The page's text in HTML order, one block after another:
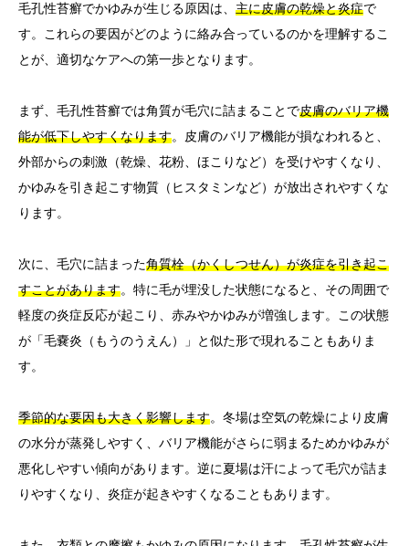
毛孔性苔癬でかゆみが生じる原因は、 主に皮膚の乾燥と炎症で
す。これらの要因がどのように絡み合っているのかを理解するこ
とが、適切なケアへの第一歩となります。
まず、毛孔性苔癬では角質が毛穴に詰まることで皮膚のバリア機
能が低下しやすくなります。皮膚のバリア機能が損なわれると、
外部からの刺激（乾燥、花粉、ほこりなど）を受けやすくなり、
かゆみを引き起こす物質（ヒスタミンなど）が放出されやすくな
ります。
次に、毛穴に詰まった角質栓（かくしつせん）が炎症を引き起こ
すことがあります。特に毛が埋没した状態になると、その周囲で
軽度の炎症反応が起こり、赤みやかゆみが増強します。この状態
が「毛嚢炎（もうのうえん）」と似た形で現れることもありま
す。
季節的な要因も大きく影響します。冬場は空気の乾燥により皮膚
の水分が蒸発しやすく、バリア機能がさらに弱まるためかゆみが
悪化しやすい傾向があります。逆に夏場は汗によって毛穴が詰ま
りやすくなり、炎症が起きやすくなることもあります。